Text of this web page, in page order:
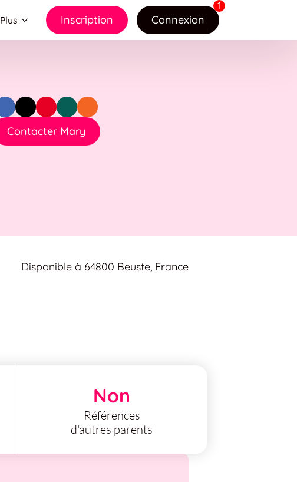
Plus Inscription Connexion
Contacter Mary
Disponible à 64800 Beuste, France
Non
Références
d'autres parents